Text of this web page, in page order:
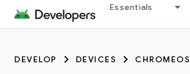
Essentials
DEVELOP DEVICES CHROMEOS